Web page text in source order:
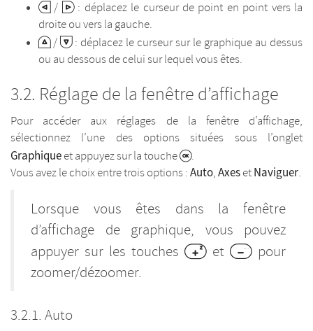
/
: déplacez le curseur de point en point vers la
droite ou vers la gauche.
/
: déplacez le curseur sur le graphique au dessus
ou au dessous de celui sur lequel vous êtes.
Réglage de la fenêtre d’affichage
Pour accéder aux réglages de la fenêtre d’affichage,
sélectionnez l’une des options situées sous l’onglet
Graphiqueet appuyez sur la touche
.
Vous avez le choix entre trois options :Auto,AxesetNaviguer.
Lorsque vous êtes dans la fenêtre
d’affichage de graphique, vous pouvez
appuyer sur les touches
et
pour
zoomer/dézoomer.
Auto